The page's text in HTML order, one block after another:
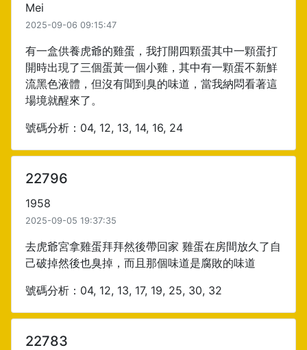
Mei
2025-09-06 09:15:47
有一盒供養虎爺的雞蛋，我打開四顆蛋其中一顆蛋打
開時出現了三個蛋黃一個小雞，其中有一顆蛋不新鮮
流黑色液體，但沒有聞到臭的味道，當我納悶看著這
場境就醒來了。
號碼分析：04, 12, 13, 14, 16, 24
22796
1958
2025-09-05 19:37:35
去虎爺宮拿雞蛋拜拜然後帶回家 雞蛋在房間放久了自
己破掉然後也臭掉，而且那個味道是腐敗的味道
號碼分析：04, 12, 13, 17, 19, 25, 30, 32
22783